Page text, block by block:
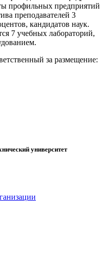
профильных предприятий
преподавателей 3
кандидатов наук.
7 учебных лабораторий,
за размещение:
университет